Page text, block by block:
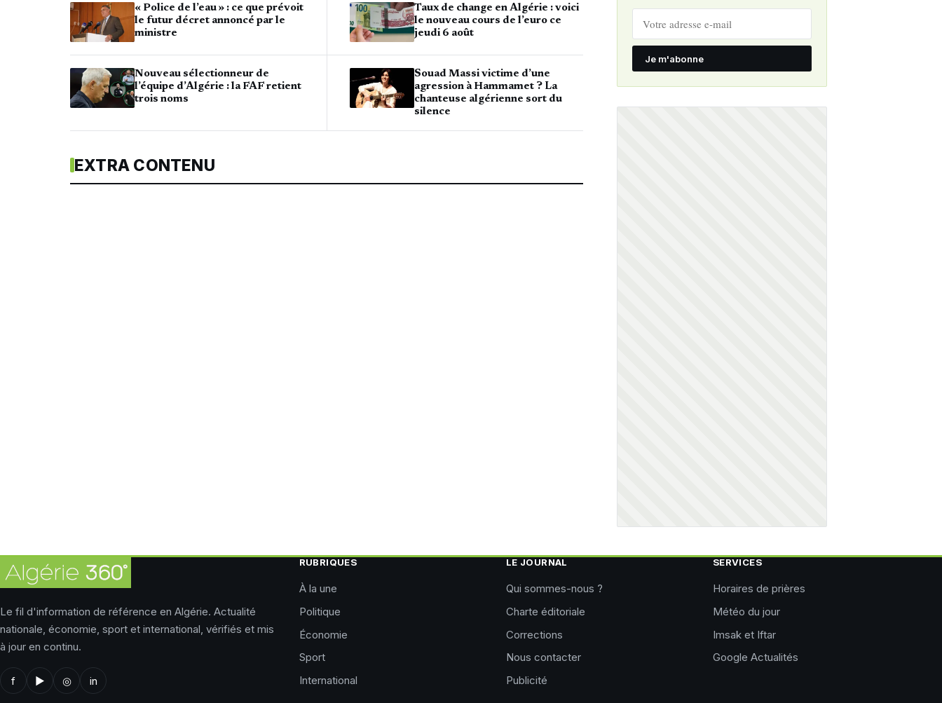
« Police de l’eau » : ce que prévoit
le futur décret annoncé par le
ministre
Nouveau sélectionneur de
l’équipe d’Algérie : la FAF retient
trois noms
Taux de change en Algérie : voici
le nouveau cours de l’euro ce
jeudi 6 août
Souad Massi victime d’une
agression à Hammamet ? La
chanteuse algérienne sort du
silence
EXTRA CONTENU
Je m'abonne
Le fil d'information de référence en Algérie. Actualité
nationale, économie, sport et international, vérifiés et mis
à jour en continu.
f ▶ ◎ in
RUBRIQUES
À la une
Politique
Économie
Sport
International
LE JOURNAL
Qui sommes-nous ?
Charte éditoriale
Corrections
Nous contacter
Publicité
SERVICES
Horaires de prières
Météo du jour
Imsak et Iftar
Google Actualités